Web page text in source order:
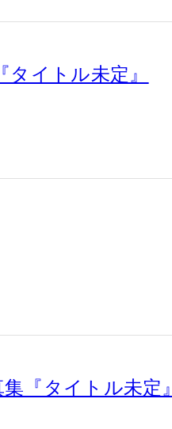
イトル未定』
『タイトル未定』